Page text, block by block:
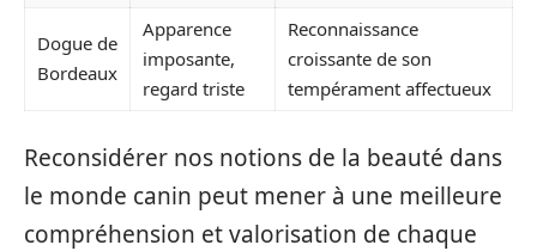
Dogue de
Bordeaux
Apparence
imposante,
regard triste
Reconnaissance
croissante de son
tempérament affectueux
Reconsidérer nos notions de la beauté dans
le monde canin peut mener à une meilleure
compréhension et valorisation de chaque